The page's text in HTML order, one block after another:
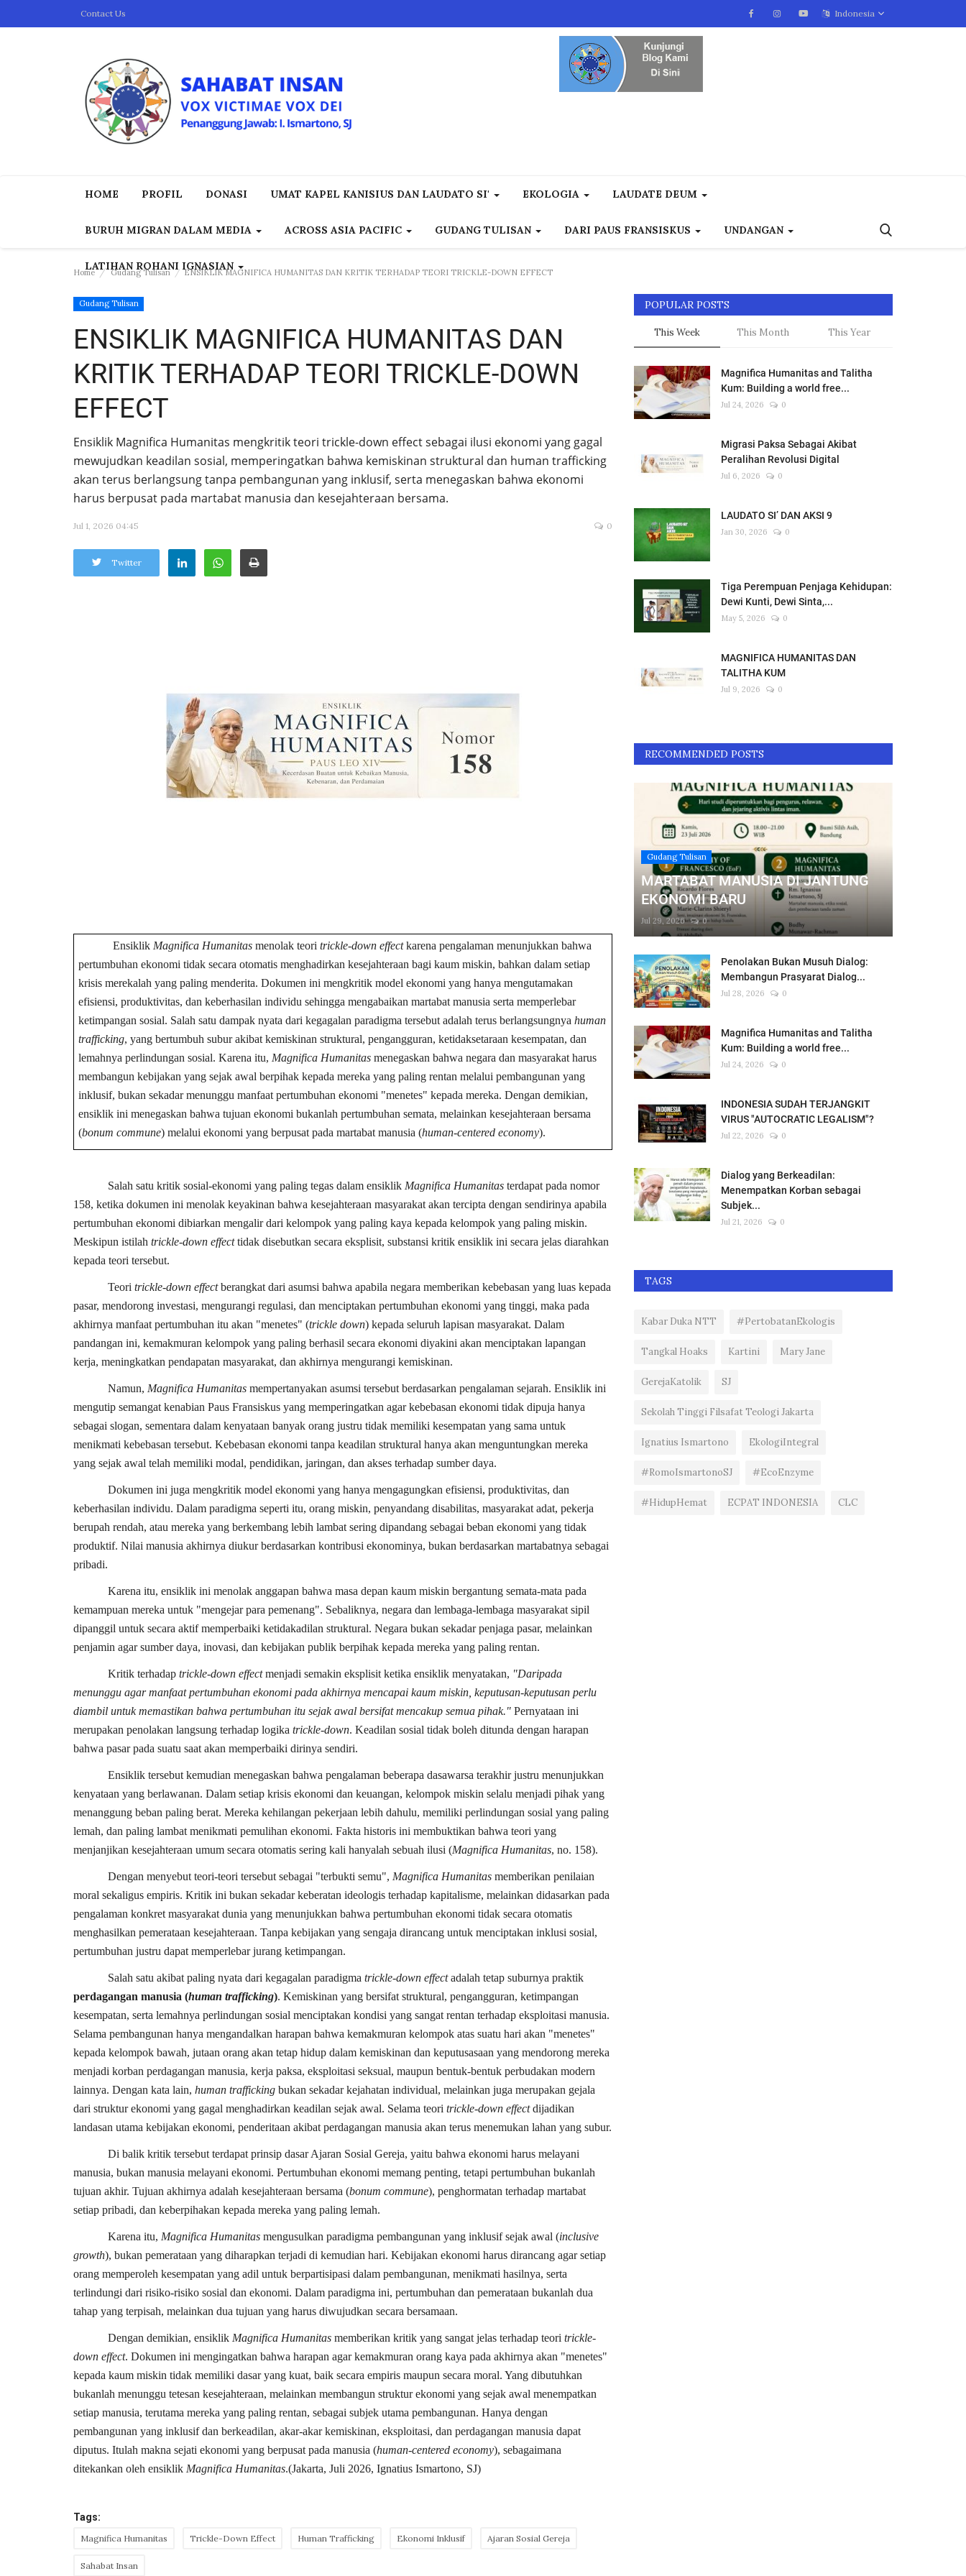
Contact Us Indonesia
HOME PROFIL DONASI UMAT KAPEL KANISIUS DAN LAUDATO SI' EKOLOGIA LAUDATE DEUM
BURUH MIGRAN DALAM MEDIA ACROSS ASIA PACIFIC GUDANG TULISAN DARI PAUS FRANSISKUS UNDANGAN
LATIHAN ROHANI IGNASIAN
Home Gudang Tulisan ENSIKLIK MAGNIFICA HUMANITAS DAN KRITIK TERHADAP TEORI TRICKLE-DOWN EFFECT
Gudang Tulisan
ENSIKLIK MAGNIFICA HUMANITAS DAN
KRITIK TERHADAP TEORI TRICKLE-DOWN
EFFECT
Ensiklik Magnifica Humanitas mengkritik teori trickle-down effect sebagai ilusi ekonomi yang gagal
mewujudkan keadilan sosial, memperingatkan bahwa kemiskinan struktural dan human trafficking
akan terus berlangsung tanpa pembangunan yang inklusif, serta menegaskan bahwa ekonomi
harus berpusat pada martabat manusia dan kesejahteraan bersama.
Jul 1, 2026 04:45 0
Twitter
Ensiklik Magnifica Humanitasmenolak teori trickle-down effectkarena pengalaman menunjukkan bahwa
pertumbuhan ekonomi tidak secara otomatis menghadirkan kesejahteraan bagi kaum miskin, bahkan dalam setiap
krisis merekalah yang paling menderita. Dokumen ini mengkritik model ekonomi yang hanya mengutamakan
efisiensi, produktivitas, dan keberhasilan individu sehingga mengabaikan martabat manusia serta memperlebar
ketimpangan sosial. Salah satu dampak nyata dari kegagalan paradigma tersebut adalah terus berlangsungnya human
trafficking, yang bertumbuh subur akibat kemiskinan struktural, pengangguran, ketidaksetaraan kesempatan, dan
lemahnya perlindungan sosial. Karena itu, Magnifica Humanitasmenegaskan bahwa negara dan masyarakat harus
membangun kebijakan yang sejak awal berpihak kepada mereka yang paling rentan melalui pembangunan yang
inklusif, bukan sekadar menunggu manfaat pertumbuhan ekonomi "menetes" kepada mereka. Dengan demikian,
ensiklik ini menegaskan bahwa tujuan ekonomi bukanlah pertumbuhan semata, melainkan kesejahteraan bersama
(bonum commune) melalui ekonomi yang berpusat pada martabat manusia (human-centered economy).
Salah satu kritik sosial-ekonomi yang paling tegas dalam ensiklik Magnifica Humanitas terdapat pada nomor
158, ketika dokumen ini menolak keyakinan bahwa kesejahteraan masyarakat akan tercipta dengan sendirinya apabila
pertumbuhan ekonomi dibiarkan mengalir dari kelompok yang paling kaya kepada kelompok yang paling miskin.
Meskipun istilah trickle-down effecttidak disebutkan secara eksplisit, substansi kritik ensiklik ini secara jelas diarahkan
kepada teori tersebut.
Teori trickle-down effectberangkat dari asumsi bahwa apabila negara memberikan kebebasan yang luas kepada
pasar, mendorong investasi, mengurangi regulasi, dan menciptakan pertumbuhan ekonomi yang tinggi, maka pada
akhirnya manfaat pertumbuhan itu akan "menetes" (trickle down) kepada seluruh lapisan masyarakat. Dalam
pandangan ini, kemakmuran kelompok yang paling berhasil secara ekonomi diyakini akan menciptakan lapangan
kerja, meningkatkan pendapatan masyarakat, dan akhirnya mengurangi kemiskinan.
Namun, Magnifica Humanitas mempertanyakan asumsi tersebut berdasarkan pengalaman sejarah. Ensiklik ini
mengutip semangat kenabian Paus Fransiskus yang memperingatkan agar kebebasan ekonomi tidak dipuja hanya
sebagai slogan, sementara dalam kenyataan banyak orang justru tidak memiliki kesempatan yang sama untuk
menikmati kebebasan tersebut. Kebebasan ekonomi tanpa keadilan struktural hanya akan menguntungkan mereka
yang sejak awal telah memiliki modal, pendidikan, jaringan, dan akses terhadap sumber daya.
Dokumen ini juga mengkritik model ekonomi yang hanya mengagungkan efisiensi, produktivitas, dan
keberhasilan individu. Dalam paradigma seperti itu, orang miskin, penyandang disabilitas, masyarakat adat, pekerja
berupah rendah, atau mereka yang berkembang lebih lambat sering dipandang sebagai beban ekonomi yang tidak
produktif. Nilai manusia akhirnya diukur berdasarkan kontribusi ekonominya, bukan berdasarkan martabatnya sebagai
pribadi.
Karena itu, ensiklik ini menolak anggapan bahwa masa depan kaum miskin bergantung semata-mata pada
kemampuan mereka untuk "mengejar para pemenang". Sebaliknya, negara dan lembaga-lembaga masyarakat sipil
dipanggil untuk secara aktif memperbaiki ketidakadilan struktural. Negara bukan sekadar penjaga pasar, melainkan
penjamin agar sumber daya, inovasi, dan kebijakan publik berpihak kepada mereka yang paling rentan.
Kritik terhadap trickle-down effectmenjadi semakin eksplisit ketika ensiklik menyatakan, "Daripada
menunggu agar manfaat pertumbuhan ekonomi pada akhirnya mencapai kaum miskin, keputusan-keputusan perlu
diambil untuk memastikan bahwa pertumbuhan itu sejak awal bersifat mencakup semua pihak." Pernyataan ini
merupakan penolakan langsung terhadap logika trickle-down. Keadilan sosial tidak boleh ditunda dengan harapan
bahwa pasar pada suatu saat akan memperbaiki dirinya sendiri.
Ensiklik tersebut kemudian menegaskan bahwa pengalaman beberapa dasawarsa terakhir justru menunjukkan
kenyataan yang berlawanan. Dalam setiap krisis ekonomi dan keuangan, kelompok miskin selalu menjadi pihak yang
menanggung beban paling berat. Mereka kehilangan pekerjaan lebih dahulu, memiliki perlindungan sosial yang paling
lemah, dan paling lambat menikmati pemulihan ekonomi. Fakta historis ini membuktikan bahwa teori yang
menjanjikan kesejahteraan umum secara otomatis sering kali hanyalah sebuah ilusi (Magnifica Humanitas, no. 158).
Dengan menyebut teori-teori tersebut sebagai "terbukti semu", Magnifica Humanitas memberikan penilaian
moral sekaligus empiris. Kritik ini bukan sekadar keberatan ideologis terhadap kapitalisme, melainkan didasarkan pada
pengalaman konkret masyarakat dunia yang menunjukkan bahwa pertumbuhan ekonomi tidak secara otomatis
menghasilkan pemerataan kesejahteraan. Tanpa kebijakan yang sengaja dirancang untuk menciptakan inklusi sosial,
pertumbuhan justru dapat memperlebar jurang ketimpangan.
Salah satu akibat paling nyata dari kegagalan paradigma trickle-down effectadalah tetap suburnya praktik
perdagangan manusia (human trafficking). Kemiskinan yang bersifat struktural, pengangguran, ketimpangan
kesempatan, serta lemahnya perlindungan sosial menciptakan kondisi yang sangat rentan terhadap eksploitasi manusia.
Selama pembangunan hanya mengandalkan harapan bahwa kemakmuran kelompok atas suatu hari akan "menetes"
kepada kelompok bawah, jutaan orang akan tetap hidup dalam kemiskinan dan keputusasaan yang mendorong mereka
menjadi korban perdagangan manusia, kerja paksa, eksploitasi seksual, maupun bentuk-bentuk perbudakan modern
lainnya. Dengan kata lain, human trafficking bukan sekadar kejahatan individual, melainkan juga merupakan gejala
dari struktur ekonomi yang gagal menghadirkan keadilan sejak awal. Selama teori trickle-down effectdijadikan
landasan utama kebijakan ekonomi, penderitaan akibat perdagangan manusia akan terus menemukan lahan yang subur.
Di balik kritik tersebut terdapat prinsip dasar Ajaran Sosial Gereja, yaitu bahwa ekonomi harus melayani
manusia, bukan manusia melayani ekonomi. Pertumbuhan ekonomi memang penting, tetapi pertumbuhan bukanlah
tujuan akhir. Tujuan akhirnya adalah kesejahteraan bersama (bonum commune), penghormatan terhadap martabat
setiap pribadi, dan keberpihakan kepada mereka yang paling lemah.
Karena itu, Magnifica Humanitas mengusulkan paradigma pembangunan yang inklusif sejak awal (inclusive
growth), bukan pemerataan yang diharapkan terjadi di kemudian hari. Kebijakan ekonomi harus dirancang agar setiap
orang memperoleh kesempatan yang adil untuk berpartisipasi dalam pembangunan, menikmati hasilnya, serta
terlindungi dari risiko-risiko sosial dan ekonomi. Dalam paradigma ini, pertumbuhan dan pemerataan bukanlah dua
tahap yang terpisah, melainkan dua tujuan yang harus diwujudkan secara bersamaan.
Dengan demikian, ensiklik Magnifica Humanitas memberikan kritik yang sangat jelas terhadap teori trickle-
down effect. Dokumen ini mengingatkan bahwa harapan agar kemakmuran orang kaya pada akhirnya akan "menetes"
kepada kaum miskin tidak memiliki dasar yang kuat, baik secara empiris maupun secara moral. Yang dibutuhkan
bukanlah menunggu tetesan kesejahteraan, melainkan membangun struktur ekonomi yang sejak awal menempatkan
setiap manusia, terutama mereka yang paling rentan, sebagai subjek utama pembangunan. Hanya dengan
pembangunan yang inklusif dan berkeadilan, akar-akar kemiskinan, eksploitasi, dan perdagangan manusia dapat
diputus. Itulah makna sejati ekonomi yang berpusat pada manusia (human-centered economy), sebagaimana
ditekankan oleh ensiklik Magnifica Humanitas.(Jakarta, Juli 2026, Ignatius Ismartono, SJ)
Tags:
Magnifica Humanitas Trickle-Down Effect Human Trafficking Ekonomi Inklusif Ajaran Sosial Gereja
Sahabat Insan
POPULAR POSTS
This Week This Month This Year
Magnifica Humanitas and Talitha
Kum: Building a world free...
Jul 24, 2026 0
Migrasi Paksa Sebagai Akibat
Peralihan Revolusi Digital
Jul 6, 2026 0
LAUDATO SI’ DAN AKSI 9
Jan 30, 2026 0
Tiga Perempuan Penjaga Kehidupan:
Dewi Kunti, Dewi Sinta,...
May 5, 2026 0
MAGNIFICA HUMANITAS DAN
TALITHA KUM
Jul 9, 2026 0
RECOMMENDED POSTS
Gudang Tulisan
MARTABAT MANUSIA DI JANTUNG
EKONOMI BARU
Jul 29, 2026 0
Penolakan Bukan Musuh Dialog:
Membangun Prasyarat Dialog...
Jul 28, 2026 0
Magnifica Humanitas and Talitha
Kum: Building a world free...
Jul 24, 2026 0
INDONESIA SUDAH TERJANGKIT
VIRUS "AUTOCRATIC LEGALISM"?
Jul 22, 2026 0
Dialog yang Berkeadilan:
Menempatkan Korban sebagai
Subjek...
Jul 21, 2026 0
TAGS
Kabar Duka NTT #PertobatanEkologis
Tangkal Hoaks Kartini Mary Jane
GerejaKatolik SJ
Sekolah Tinggi Filsafat Teologi Jakarta
Ignatius Ismartono EkologiIntegral
#RomoIsmartonoSJ #EcoEnzyme
#HidupHemat ECPAT INDONESIA CLC